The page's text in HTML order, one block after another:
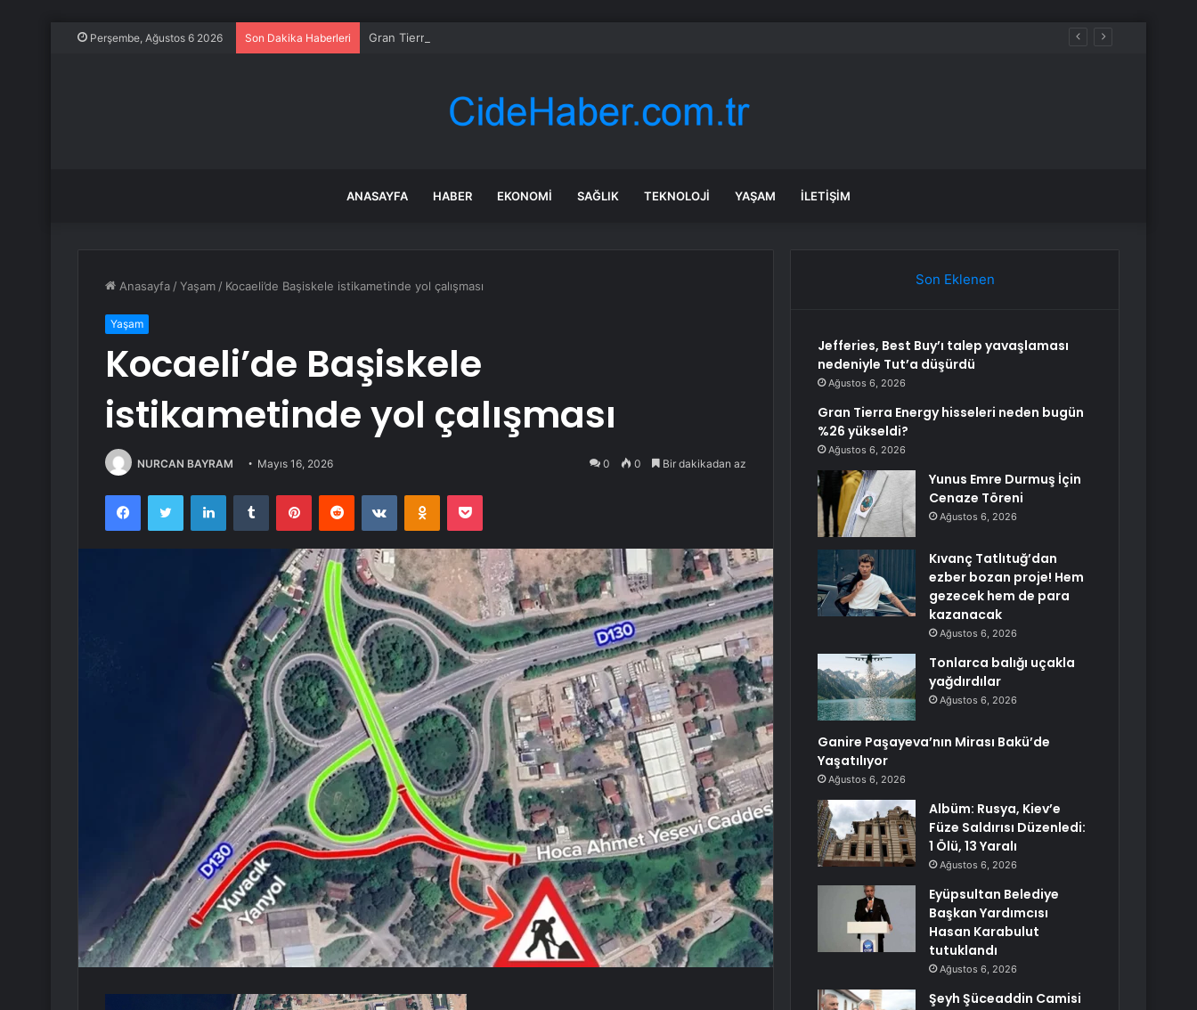
Perşembe, Ağustos 6 2026 Son Dakika Haberleri Gran Tierra Energy hisseleri neden bugün %26 yükseldi?
ANASAYFA HABER EKONOMI SAĞLIK TEKNOLOJI YAŞAM İLETIŞIM
Anasayfa /Yaşam / Kocaeli’de Başiskele istikametinde yol çalışması
Yaşam
Kocaeli’de Başiskele
istikametinde yol çalışması
NURCAN BAYRAM Mayıs 16, 2026 0 0 Bir dakikadan az
FacebookTwitter LinkedInTumblr PinterestReddit VKontakteOdnoklassniki
Pocket
Son Eklenen
Jefferies, Best Buy’ı talep yavaşlaması
nedeniyle Tut’a düşürdü
Ağustos 6, 2026
Gran Tierra Energy hisseleri neden bugün
%26 yükseldi?
Ağustos 6, 2026
Yunus Emre Durmuş İçin
Cenaze Töreni
Ağustos 6, 2026
Kıvanç Tatlıtuğ’dan
ezber bozan proje! Hem
gezecek hem de para
kazanacak
Ağustos 6, 2026
Tonlarca balığı uçakla
yağdırdılar
Ağustos 6, 2026
Ganire Paşayeva’nın Mirası Bakü’de
Yaşatılıyor
Ağustos 6, 2026
Albüm: Rusya, Kiev’e
Füze Saldırısı Düzenledi:
1 Ölü, 13 Yaralı
Ağustos 6, 2026
Eyüpsultan Belediye
Başkan Yardımcısı
Hasan Karabulut
tutuklandı
Ağustos 6, 2026
Şeyh Şüceaddin Camisi